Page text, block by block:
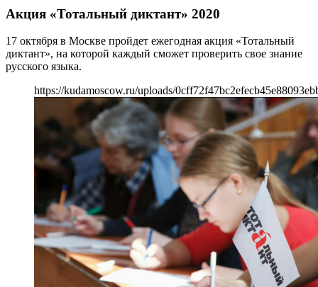
Акция «Тотальный диктант» 2020
17 октября в Москве пройдет ежегодная акция «Тотальный
диктант», на которой каждый сможет проверить свое знание
русского языка.
https://kudamoscow.ru/uploads/